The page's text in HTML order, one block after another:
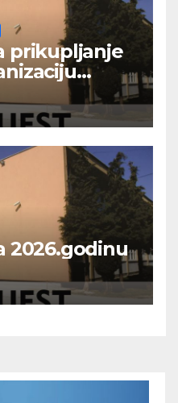
prikupljanje
2026.godinu